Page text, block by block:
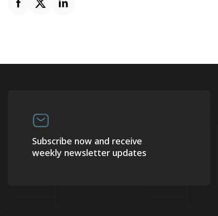
Subscribe now and receive
weekly newsletter updates